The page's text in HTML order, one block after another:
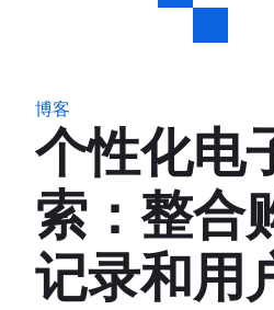
博客
个性化电
索：整合
记录和用